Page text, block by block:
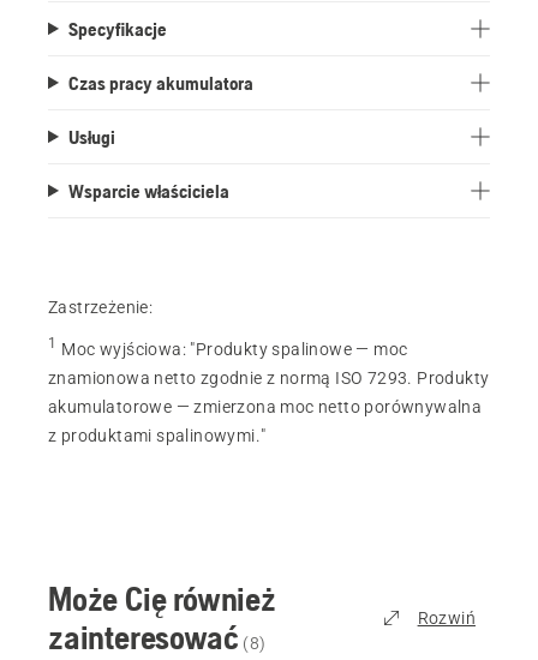
Specyfikacje
Czas pracy akumulatora
Usługi
Wsparcie właściciela
Zastrzeżenie:
1 Moc wyjściowa: "Produkty spalinowe — moc
znamionowa netto zgodnie z normą ISO 7293. Produkty
akumulatorowe — zmierzona moc netto porównywalna
z produktami spalinowymi."
Może Cię również
zainteresować (8)
Rozwiń